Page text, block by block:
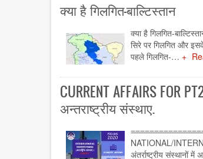
क्या है गिलगित-बाल्टिस्तान
क्या है गिलगित-
सिरे पर गिलगित और
पहले गिलगित-…
CURRENT AFFAIRS FOR
अन्तराष्ट्रीय संस्थाए.
NATIONAL/
अंतर्राष्ट्रीय संस्थानों